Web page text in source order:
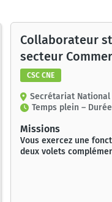
Collaborateur
secteur
Administration
CSC CNE
Secrétariat National
Temps plein –
Missions
Vous exercez une
deux volets